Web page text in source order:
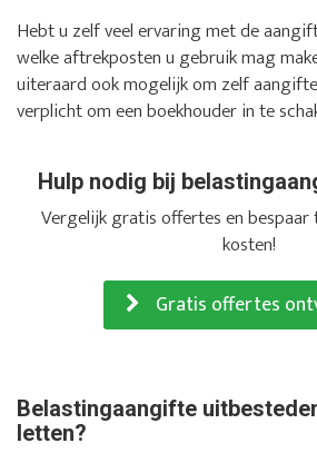
Hebt u zelf veel ervaring met de
welke aftrekposten u gebruik mag
uiteraard ook mogelijk om zelf
verplicht om een boekhouder in te
Hulp nodig bij
Vergelijk gratis offertes en
kosten!
Gratis offertes
Belastingaangifte
letten?